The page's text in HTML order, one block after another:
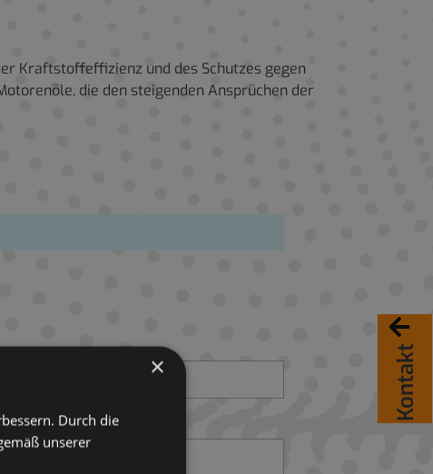
Kontakt
Kraftstoffeffizienz und des Schutzes gegen
die den steigenden Ansprüchen der
×
Durch die
unserer